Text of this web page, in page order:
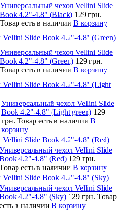
Универсальный чехол Vellini Slide
Book 4.2"-4.8" (Black) 129 грн.
Товар есть в наличии В корзину
Vellini Slide Book 4.2"-4.8" (Green)
Универсальный чехол Vellini Slide
Book 4.2"-4.8" (Green) 129 грн.
Товар есть в наличии В корзину
Vellini Slide Book 4.2"-4.8" (Light
Универсальный чехол Vellini Slide
Book 4.2"-4.8" (Light green) 129
грн. Товар есть в наличии В
корзину
Vellini Slide Book 4.2"-4.8" (Red)
Универсальный чехол Vellini Slide
Book 4.2"-4.8" (Red) 129 грн.
Товар есть в наличии В корзину
Vellini Slide Book 4.2"-4.8" (Sky)
Универсальный чехол Vellini Slide
Book 4.2"-4.8" (Sky) 129 грн. Товар
есть в наличии В корзину